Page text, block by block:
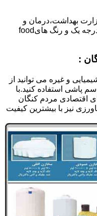
بهداشت،درمان و
آموزش پزشکی هستند و از مواد اولیه درجه یک و رنگ هایfood
:
و غیره می توانید از
سم پاشی استفاده کنید.با
اقتصادی مردم کنگان
نیز با بیشترین کیفیت